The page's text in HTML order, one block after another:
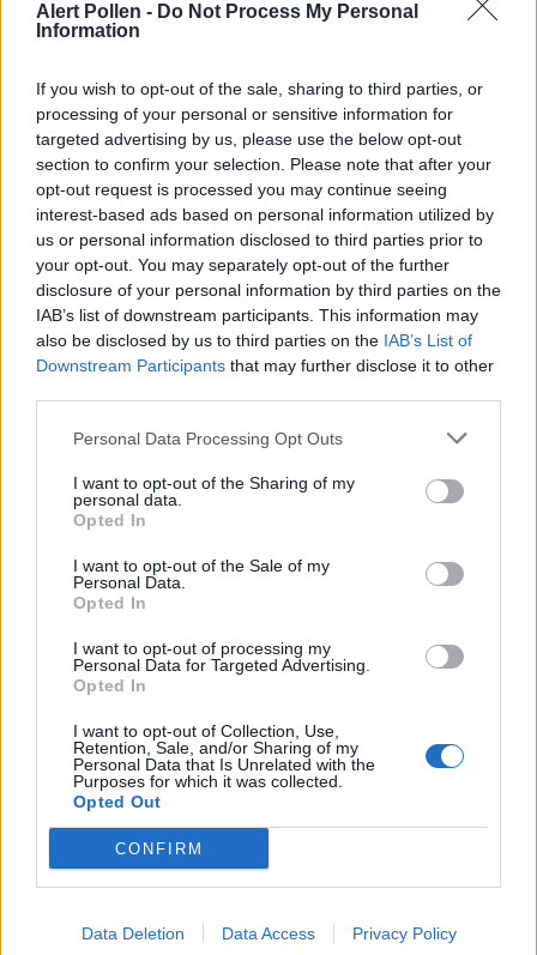
Alert Pollen - Do Not Process My Personal
Information
If you wish to opt-out of the sale, sharing to third parties, or
processing of your personal or sensitive information for
targeted advertising by us, please use the below opt-out
section to confirm your selection. Please note that after your
opt-out request is processed you may continue seeing
interest-based ads based on personal information utilized by
us or personal information disclosed to third parties prior to
your opt-out. You may separately opt-out of the further
disclosure of your personal information by third parties on the
IAB’s list of downstream participants. This information may
also be disclosed by us to third parties on the IAB’s List of
Downstream Participants that may further disclose it to other
Personal Data Processing Opt Outs
I want to opt-out of the Sharing of my
personal data.
Opted In
I want to opt-out of the Sale of my
Personal Data.
Opted In
I want to opt-out of processing my
Personal Data for Targeted Advertising.
Opted In
I want to opt-out of Collection, Use,
Retention, Sale, and/or Sharing of my
Personal Data that Is Unrelated with the
Purposes for which it was collected.
Opted Out
CONFIRM
Data Deletion Data Access Privacy Policy
HEPA 공기청정기 사용:
시에 걸러내세요
전문 알레르기 의사 상담:증상이 지속되면 알레르기
전문의를 방문하여 정확한 원인 검사와 면역요법 등
맞춤 치료를 받으세요
꽃가루 농도 및 알림 앱의 주요 기능
꽃가루 농도 및 알림 앱은 여수 지역 알레르기 환자를 위
한 종합적인 꽃가루 관리 도구를 제공합니다.
실시간 꽃가루 농도:현재 위치 기반의 최신 꽃가루 데
이터를 수목, 잔디, 잡초, 곰팡이 항목별로 확인할 수 있
맞춤형 알림 설정: